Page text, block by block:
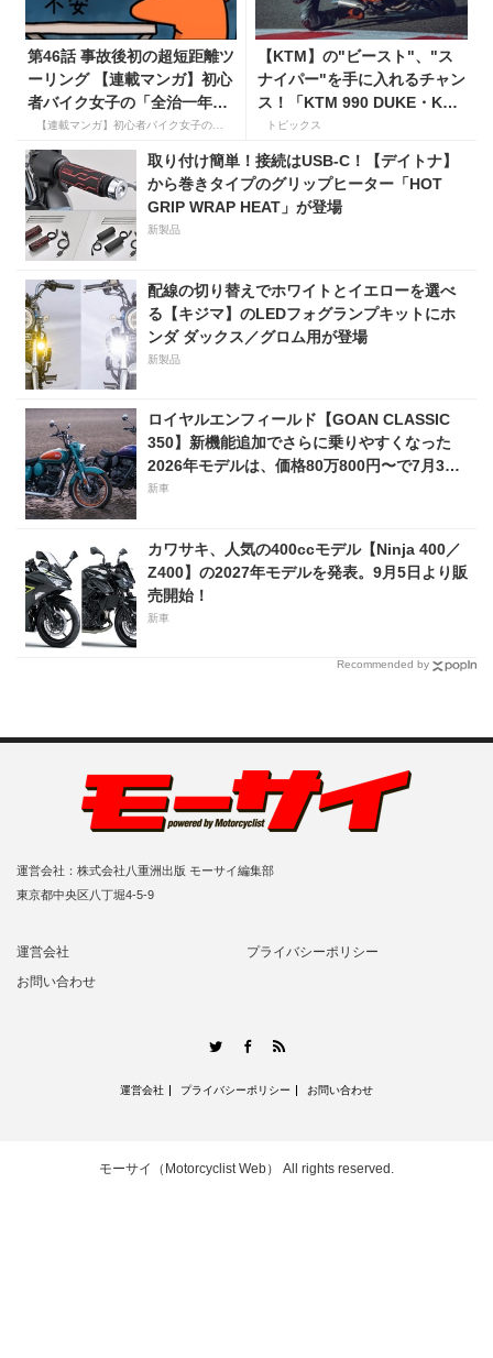
第46話 事故後初の超短距離ツ
ーリング 【連載マンガ】初心
者バイク女子の「全治一年」
から始める起死回生日記
【KTM】の"ビースト"、"ス
ナイパー"を手に入れるチャン
ス！「KTM 990 DUKE・KTM
1390 SUPER DUKE R EVO
購入サポートキャンペーン」
トピックス
取り付け簡単！接続はUSB-C！【デイトナ】
から巻きタイプのグリップヒーター「HOT
GRIP WRAP HEAT」が登場
新製品
配線の切り替えでホワイトとイエローを選べ
る【キジマ】のLEDフォグランプキットにホ
ンダ ダックス／グロム用が登場
新製品
ロイヤルエンフィールド【GOAN CLASSIC
350】新機能追加でさらに乗りやすくなった
2026年モデルは、価格80万800円〜で7月31
日発売！
新車
カワサキ、人気の400ccモデル【Ninja 400／
Z400】の2027年モデルを発表。9月5日より販
売開始！
新車
Recommended by
運営会社：株式会社八重洲出版 モーサイ編集部
東京都中央区八丁堀4-5-9
運営会社
プライバシーポリシー
お問い合わせ
TwitterFacebook
運営会社 プライバシーポリシー お問い合わせ
モーサイ（Motorcyclist Web） All rights reserved.